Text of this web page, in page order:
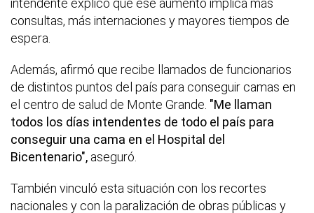
consultas, más internaciones y mayores tiempos de
espera.
Además, afirmó que recibe llamados de funcionarios
de distintos puntos del país para conseguir camas en
el centro de salud de Monte Grande. "Me llaman
todos los días intendentes de todo el país para
conseguir una cama en el Hospital del
Bicentenario", aseguró.
También vinculó esta situación con los recortes
nacionales y con la paralización de obras públicas y